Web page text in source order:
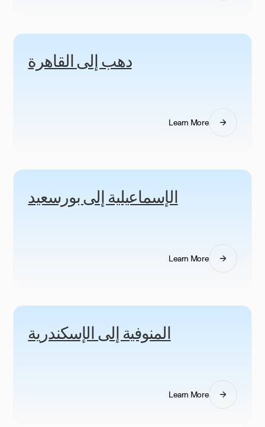
دهب إلى القاهرة
Learn More
الإسماعيلية إلى بورسعيد
Learn More
المنوفية إلى الإسكندرية
Learn More